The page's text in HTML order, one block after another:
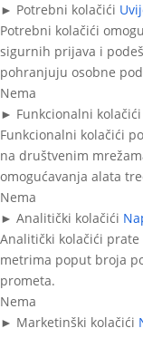
► Potrebni kolačići
Potrebni kolačići
sigurnih prijava i
pohranjuju osobne
Nema
► Funkcionalni kolačići
Funkcionalni kolačići
na društvenim
omogućavanja alata
Nema
► Analitički kolačići
Analitički kolačići
metrima poput broja
prometa.
Nema
► Marketinški kolačići